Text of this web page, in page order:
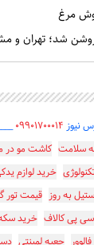
مرغ
شد؛ تهران و
نیوز ۰۹۹۰۱۷۰۰۰۱۴
سلامت کاشت مو در
خرید لوازم
به روز قیمت تور
پی کالاف خرید سکه
جعبه لمینتی